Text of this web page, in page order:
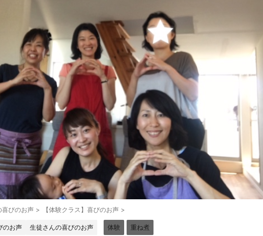
喜びのお声 > 【体験クラス】喜びのお声 >
のお声 生徒さんの喜びのお声 体験 重ね煮